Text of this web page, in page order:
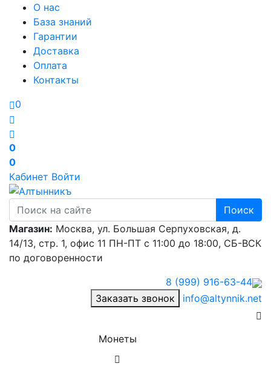
О нас
База знаний
Гарантии
Доставка
Оплата
Контакты
0
0
0
Кабинет Войти
Поиск
Магазин: Москва, ул. Большая Серпуховская, д.
14/13, стр. 1, офис 11 ПН-ПТ с 11:00 до 18:00, СБ-ВСК
по договоренности
8 (999) 916-63-44
Заказать звонок
info@altynnik.net
Монеты